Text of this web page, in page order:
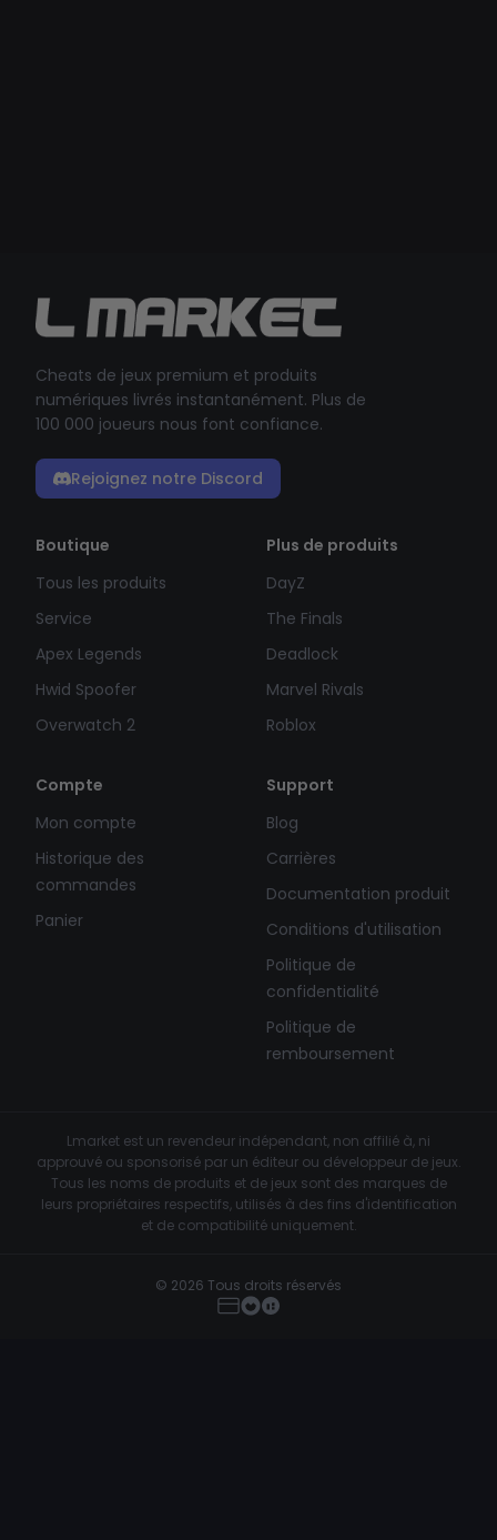
Cheats de jeux premium et produits
numériques livrés instantanément. Plus de
100 000 joueurs nous font confiance.
Rejoignez notre Discord
Boutique
Tous les produits
Service
Apex Legends
Hwid Spoofer
Overwatch 2
Plus de produits
DayZ
The Finals
Deadlock
Marvel Rivals
Roblox
Compte
Mon compte
Historique des
commandes
Panier
Support
Blog
Carrières
Documentation produit
Conditions d'utilisation
Politique de
confidentialité
Politique de
remboursement
Lmarket est un revendeur indépendant, non affilié à, ni
approuvé ou sponsorisé par un éditeur ou développeur de jeux.
Tous les noms de produits et de jeux sont des marques de
leurs propriétaires respectifs, utilisés à des fins d'identification
et de compatibilité uniquement.
© 2026 Tous droits réservés